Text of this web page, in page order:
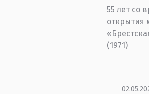
55 лет со
открытия
(1971)